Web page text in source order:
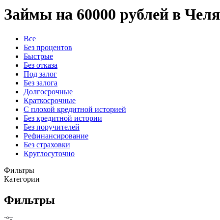
Займы на 60000 рублей в
Все
Без процентов
Быстрые
Без отказа
Под залог
Без залога
Долгосрочные
Краткосрочные
С плохой кредитной историей
Без кредитной истории
Без поручителей
Рефинансирование
Без страховки
Круглосуточно
Фильтры
Категории
Фильтры